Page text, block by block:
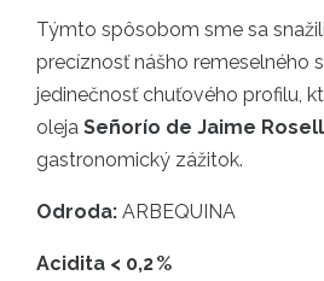
Týmto spôsobom sme sa
precíznosť nášho remeselného
jedinečnosť chuťového profilu,
oleja Señorío de Jaime Rosell
gastronomický zážitok.
Odroda: ARBEQUINA
Acidita < 0,2 %